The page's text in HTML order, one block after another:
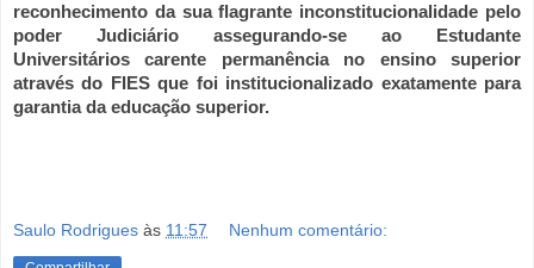
reconhecimento da sua flagrante inconstitucionalidade pelo
poder Judiciário assegurando-se ao Estudante
Universitários carente permanência no ensino superior
através do FIES que foi institucionalizado exatamente para
garantia da educação superior.
Saulo Rodrigues às 11:57 Nenhum comentário: